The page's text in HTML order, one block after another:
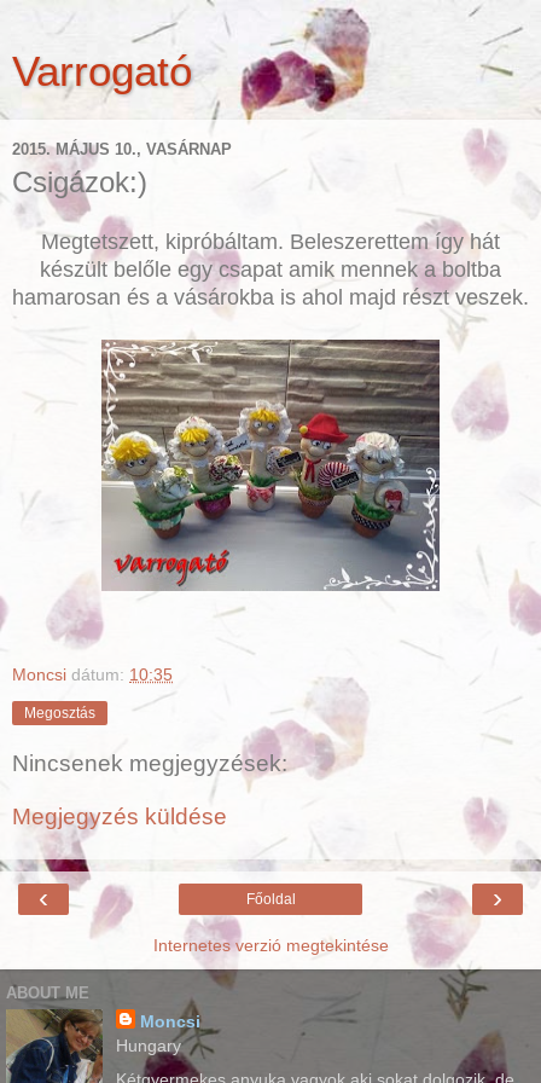
Varrogató
2015. MÁJUS 10., VASÁRNAP
Csigázok:)
Megtetszett, kipróbáltam. Beleszerettem így hát
készült belőle egy csapat amik mennek a boltba
hamarosan és a vásárokba is ahol majd részt veszek.
Moncsi dátum: 10:35
Megosztás
Nincsenek megjegyzések:
Megjegyzés küldése
‹ ›
Főoldal
Internetes verzió megtekintése
ABOUT ME
Moncsi
Hungary
Kétgyermekes anyuka vagyok aki sokat dolgozik, de